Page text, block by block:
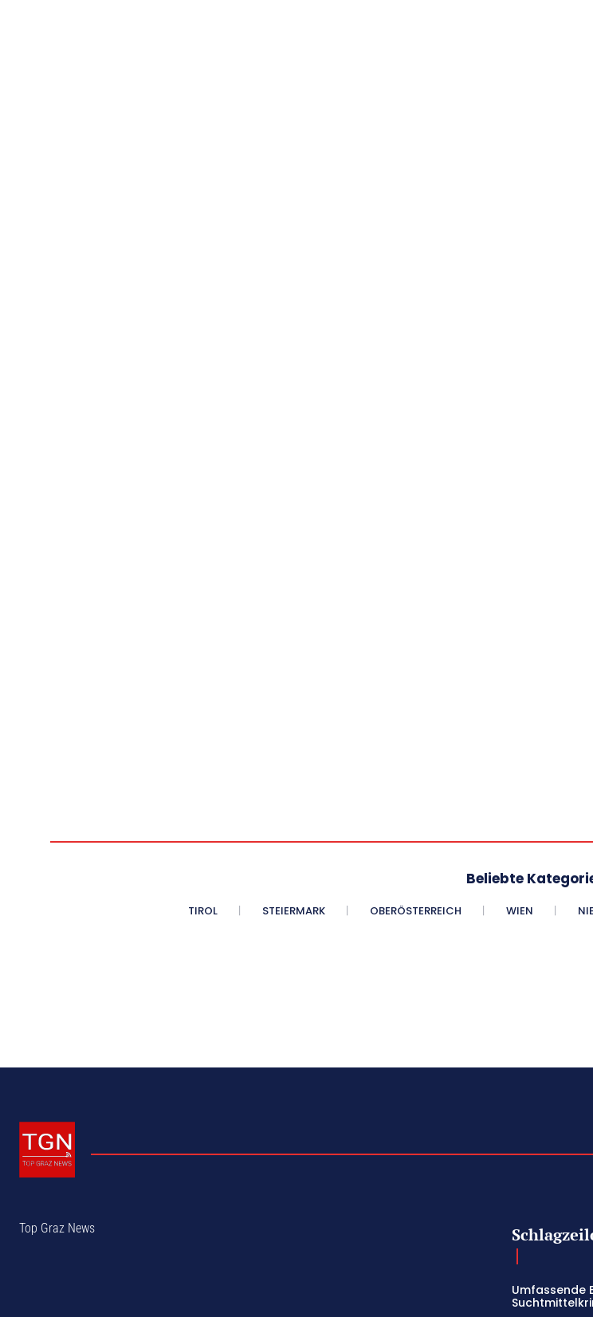
Beliebte
TIROL STEIERMARK OBERÖSTERREICH WIEN
Top Graz News
Umfassende